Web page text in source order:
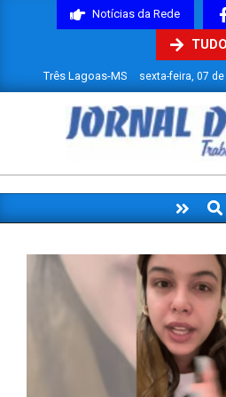
Notícias da Rede
TUDO
Três Lagoas-MS sexta-feira, 07
JORNAL
DIADIA
Navigation